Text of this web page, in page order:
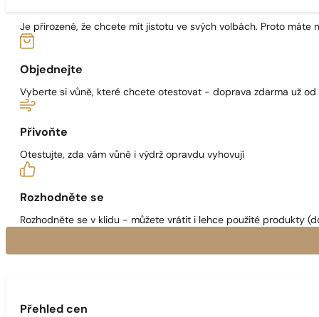
Je přirozené, že chcete mít jistotu ve svých volbách. Proto máte
Objednejte
Vyberte si vůně, které chcete otestovat - doprava zdarma už
Přivoňte
Otestujte, zda vám vůně i výdrž opravdu vyhovují
Rozhodněte se
Rozhodněte se v klidu - můžete vrátit i lehce použité produkty
Přehled cen